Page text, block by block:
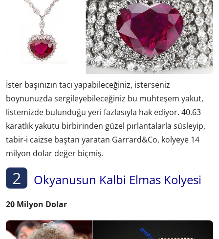
İster başınızın tacı yapabileceğiniz, isterseniz
boynunuzda sergileyebileceğiniz bu muhteşem yakut,
listemizde bulunduğu yeri fazlasıyla hak ediyor. 40.63
karatlık yakutu birbirinden güzel pırlantalarla süsleyip,
tabir-i caizse baştan yaratan Garrard&Co, kolyeye 14
milyon dolar değer biçmiş.
2 Okyanusun Kalbi Elmas Kolyesi
20 Milyon Dolar